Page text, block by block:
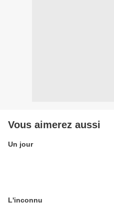
Vous aimerez aussi
Un jour
L'inconnu